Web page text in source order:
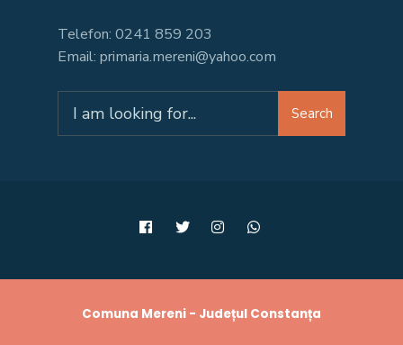
Telefon: 0241 859 203
Email: primaria.mereni@yahoo.com
for:
Search
Comuna Mereni - Județul Constanța